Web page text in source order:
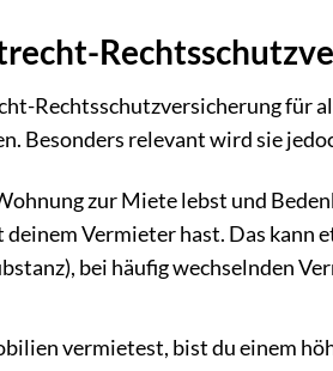
Rechtsschutzversicherung für
Besonders relevant wird sie
zur Miete lebst und
Vermieter hast. Das
bei häufig wechselnden
vermietest, bist du einem